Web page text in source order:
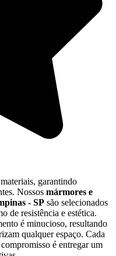
garantindo
Nossos mármores e
- SP são selecionados
de resistência e estética.
é minucioso, resultando
qualquer espaço. Cada
é entregar um